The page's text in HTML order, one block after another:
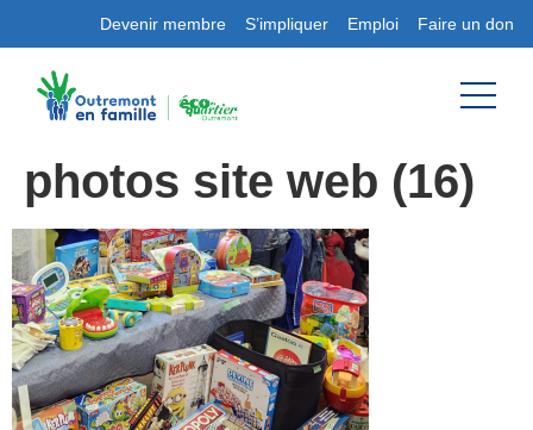
Devenir membre S’impliquer Emploi Faire un don
photos site web (16)